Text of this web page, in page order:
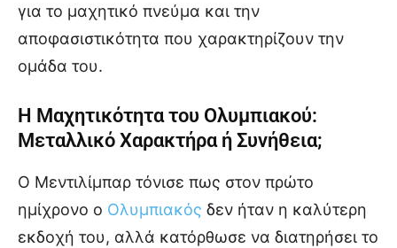
για το μαχητικό πνεύμα και την
αποφασιστικότητα που χαρακτηρίζουν την
ομάδα του.
Η Μαχητικότητα του Ολυμπιακού:
Μεταλλικό Χαρακτήρα ή Συνήθεια;
Ο Μεντιλίμπαρ τόνισε πως στον πρώτο
ημίχρονο ο Ολυμπιακός δεν ήταν η καλύτερη
εκδοχή του, αλλά κατόρθωσε να διατηρήσει το